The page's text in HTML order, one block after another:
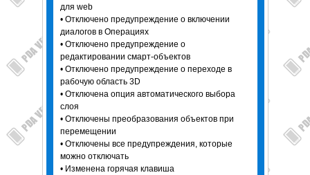
для web
• Отключено предупреждение о включении
диалогов в Операциях
• Отключено предупреждение о
редактировании смарт-объектов
• Отключено предупреждение о переходе в
рабочую область 3D
• Отключена опция автоматического выбора
слоя
• Отключены преобразования объектов при
перемещении
• Отключены все предупреждения, которые
можно отключать
• Изменена горячая клавиша